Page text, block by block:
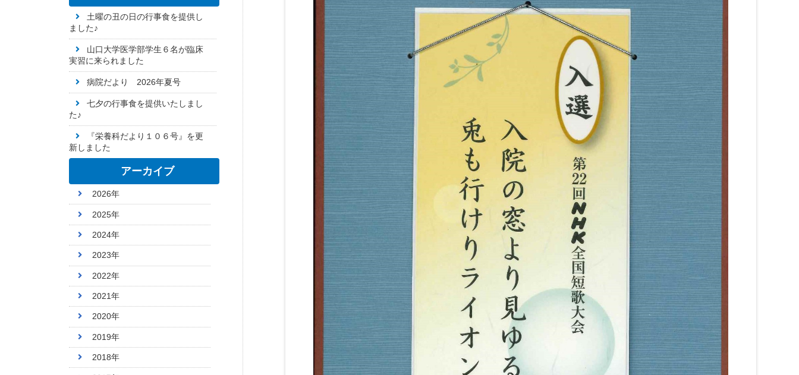
土曜の丑の日の行事食を提供し
ました♪
山口大学医学部学生６名が臨床
実習に来られました
病院だより 2026年夏号
七夕の行事食を提供いたしまし
た♪
『栄養科だより１０６号』を更
新しました
アーカイブ
2026年
2025年
2024年
2023年
2022年
2021年
2020年
2019年
2018年